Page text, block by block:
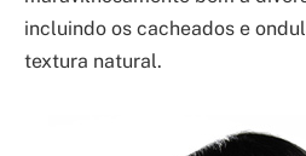
incluindo os cacheados e
textura natural.